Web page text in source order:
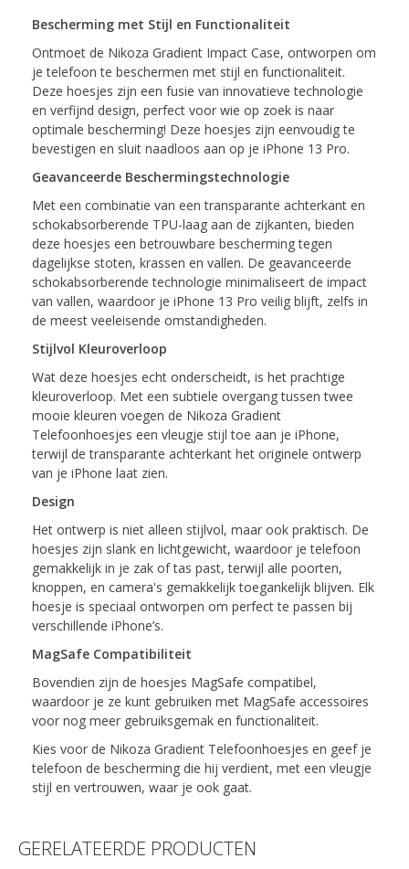
Bescherming met Stijl en Functionaliteit
Ontmoet de Nikoza Gradient Impact Case, ontworpen om
je telefoon te beschermen met stijl en functionaliteit.
Deze hoesjes zijn een fusie van innovatieve technologie
en verfijnd design, perfect voor wie op zoek is naar
optimale bescherming! Deze hoesjes zijn eenvoudig te
bevestigen en sluit naadloos aan op je iPhone 13 Pro.
Geavanceerde Beschermingstechnologie
Met een combinatie van een transparante achterkant en
schokabsorberende TPU-laag aan de zijkanten, bieden
deze hoesjes een betrouwbare bescherming tegen
dagelijkse stoten, krassen en vallen. De geavanceerde
schokabsorberende technologie minimaliseert de impact
van vallen, waardoor je iPhone 13 Pro veilig blijft, zelfs in
de meest veeleisende omstandigheden.
Stijlvol Kleuroverloop
Wat deze hoesjes echt onderscheidt, is het prachtige
kleuroverloop. Met een subtiele overgang tussen twee
mooie kleuren voegen de Nikoza Gradient
Telefoonhoesjes een vleugje stijl toe aan je iPhone,
terwijl de transparante achterkant het originele ontwerp
van je iPhone laat zien.
Design
Het ontwerp is niet alleen stijlvol, maar ook praktisch. De
hoesjes zijn slank en lichtgewicht, waardoor je telefoon
gemakkelijk in je zak of tas past, terwijl alle poorten,
knoppen, en camera's gemakkelijk toegankelijk blijven. Elk
hoesje is speciaal ontworpen om perfect te passen bij
verschillende iPhone’s.
MagSafe Compatibiliteit
Bovendien zijn de hoesjes MagSafe compatibel,
waardoor je ze kunt gebruiken met MagSafe accessoires
voor nog meer gebruiksgemak en functionaliteit.
Kies voor de Nikoza Gradient Telefoonhoesjes en geef je
telefoon de bescherming die hij verdient, met een vleugje
stijl en vertrouwen, waar je ook gaat.
GERELATEERDE PRODUCTEN